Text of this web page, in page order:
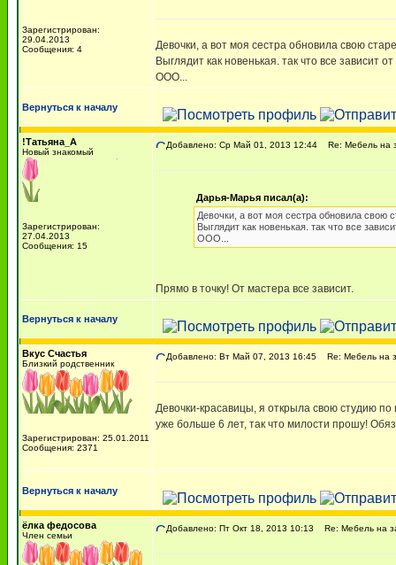
Зарегистрирован:
29.04.2013
Сообщения: 4
Девочки, а вот моя сестра обновила свою
Выглядит как новенькая. так что все зависит
ООО...
Вернуться к началу
!Татьяна_А
Новый знакомый
Зарегистрирован:
27.04.2013
Сообщения: 15
Добавлено: Ср Май 01, 2013 12:44 Re: Мебель на
Дарья-Марья писал(а):
Девочки, а вот моя сестра обновила свою
Выглядит как новенькая. так что все
ООО...
Прямо в точку! От мастера все зависит.
Вернуться к началу
Вкус Счастья
Близкий родственник
Зарегистрирован: 25.01.2011
Сообщения: 2371
Добавлено: Вт Май 07, 2013 16:45 Re: Мебель на
Девочки-красавицы, я открыла свою студию
уже больше 6 лет, так что милости прошу!
Вернуться к началу
ёлка федосова
Член семьи
Добавлено: Пт Окт 18, 2013 10:13 Re: Мебель на